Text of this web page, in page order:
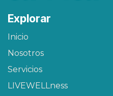
Explorar
Inicio
Nosotros
Servicios
LIVEWELLness